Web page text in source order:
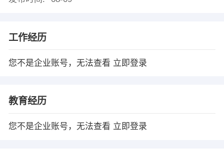
工作经历
您不是企业账号，无法查看 立即登录
教育经历
您不是企业账号，无法查看 立即登录